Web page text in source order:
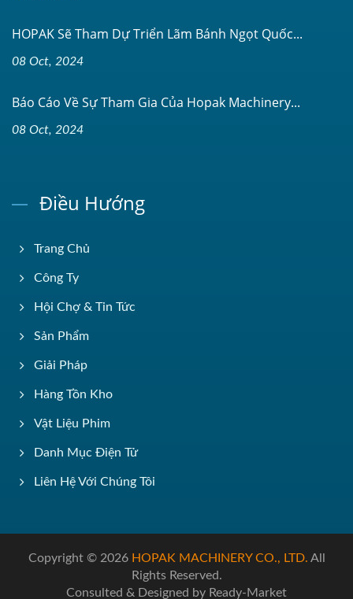
HOPAK Sẽ Tham Dự Triển Lãm Bánh Ngọt Quốc...
08 Oct, 2024
Báo Cáo Về Sự Tham Gia Của Hopak Machinery...
08 Oct, 2024
Điều Hướng
Trang Chủ
Công Ty
Hội Chợ & Tin Tức
Sản Phẩm
Giải Pháp
Hàng Tồn Kho
Vật Liệu Phim
Danh Mục Điện Tử
Liên Hệ Với Chúng Tôi
Copyright © 2026 HOPAK MACHINERY CO., LTD. All
Rights Reserved.
Consulted & Designed by Ready-Market